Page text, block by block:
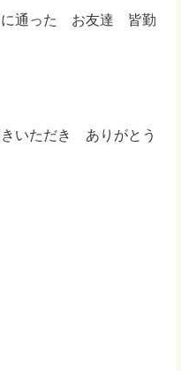
に通った お友達 皆勤
いただき ありがとう